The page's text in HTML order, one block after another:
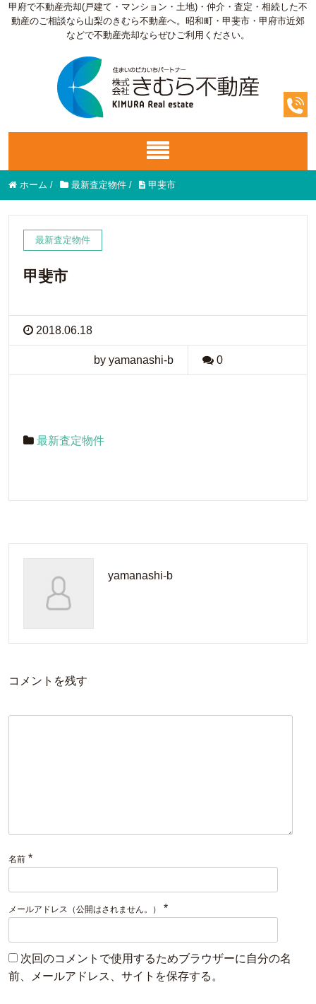
甲府で不動産売却(戸建て・マンション・土地)・仲介・査定・相続した不
動産のご相談なら山梨のきむら不動産へ。昭和町・甲斐市・甲府市近郊
などで不動産売却ならぜひご利用ください。
ホーム / 最新査定物件 / 甲斐市
最新査定物件
甲斐市
2018.06.18
by yamanashi-b 0
最新査定物件
yamanashi-b
コメントを残す
名前 *
メールアドレス（公開はされません。） *
次回のコメントで使用するためブラウザーに自分の名
前、メールアドレス、サイトを保存する。